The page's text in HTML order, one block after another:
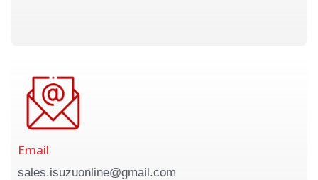
Email
sales.isuzuonline@gmail.com